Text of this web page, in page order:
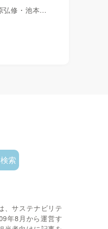
弘修・池本…
検索
、サステナビリテ
年8月から運営す